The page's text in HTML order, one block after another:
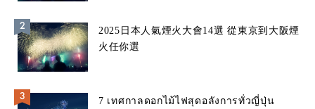
2025日本人氣煙火大會14選 從東京到大阪煙
火任你選
7 เทศกาลดอกไม้ไฟสุดอลังการทั่วญี่ปุ่น